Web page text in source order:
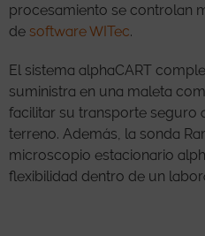
procesamiento se controlan
de software WITec.
El sistema alphaCART
suministra en una maleta
facilitar su transporte seguro
terreno. Además, la sonda
microscopio estacionario
flexibilidad dentro de un